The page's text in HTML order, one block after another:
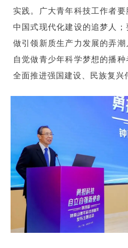
实践。广大青年科技工作者
中国式现代化建设的追梦人
做引领新质生产力发展的弄潮
自觉做青少年科学梦想的播
全面推进强国建设、民族复兴